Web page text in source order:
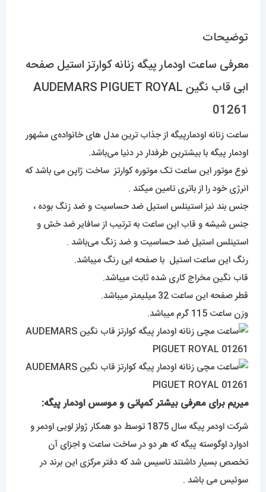
توضیحات
معرفی ساعت اودمار پیگه زنانه کوارتز استیل صفحه
ابی قاب نگین AUDEMARS PIGUET ROYAL
01261
ساعت زنانه اودمارپیگه از جذاب ترین مدل های خانواده‌ی مشهور
اودمار پیگه با بیشترین طرفدار در دنیا می‌باشد.
نوع موتور این ساعت تک موتوره کوارتز ساخت ژاپن می باشد که
انرژی خود را از باتری تامین میکند .
جنس بند نیز استینلس استیل ضد حساسیت و ضد زنگ بوده ،
جنس شیشه و قاب این ساعت به ترتیب از سافایر ضد خش و
استینلس استیل ضد حساسیت و ضد زنگ می‌باشد .
رنگ این ساعت استیل با صفحه ابی رنگ میباشد.
قاب نگین مخراج کاری شده ثابت میباشد.
قطر صفحه این ساعت 32 میلیمتر میباشد.
وزن ساعت 115 گرم میباشد.
میریم برای معرفی بیشتر کمپانی و موسس اودمار پیگه:
شرکت اودمر پیگه سال 1875 توسط دو همکار ژولز لویی اودمر و
ادوارد اوگوسته پیگه که هر دو در ساخت ساعت و اجزای آن
تخصص بسیار داشتند تاسیس شد که دفتر مرکزی این برند در
سوئیس می باشد .